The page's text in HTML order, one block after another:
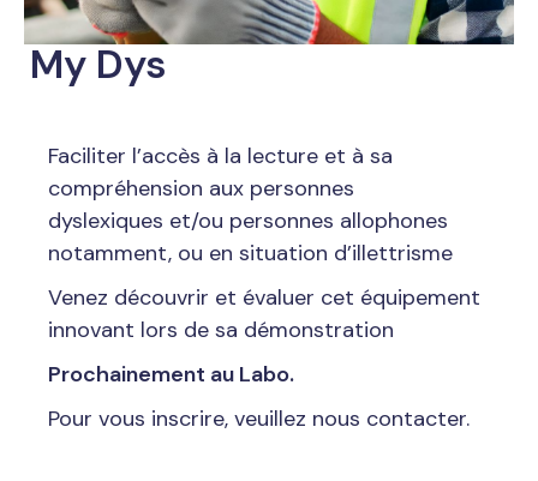
My Dys
Faciliter l’accès à la lecture et à sa
compréhension aux personnes
dyslexiques et/ou personnes allophones
notamment, ou en situation d’illettrisme
Venez découvrir et évaluer cet équipement
innovant lors de sa démonstration
Prochainement au Labo.
Pour vous inscrire, veuillez nous contacter.